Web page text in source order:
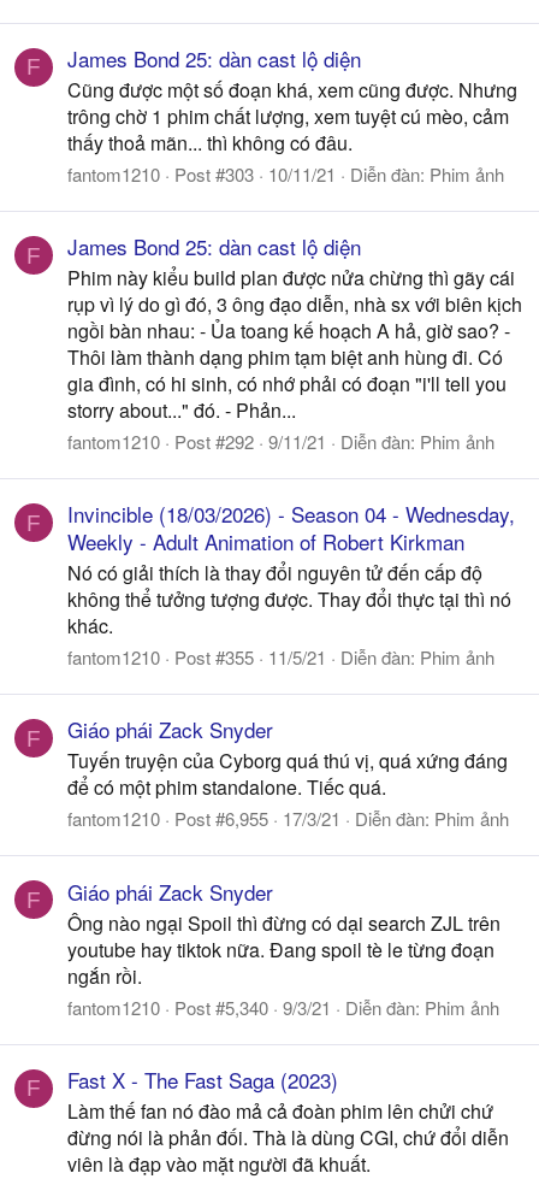
F James Bond 25: dàn cast lộ diện
Cũng được một số đoạn khá, xem cũng được. Nhưng
trông chờ 1 phim chất lượng, xem tuyệt cú mèo, cảm
thấy thoả mãn... thì không có đâu.
fantom1210 Post #303 10/11/21 Diễn đàn: Phim ảnh
F James Bond 25: dàn cast lộ diện
Phim này kiểu build plan được nửa chừng thì gãy cái
rụp vì lý do gì đó, 3 ông đạo diễn, nhà sx với biên kịch
ngồi bàn nhau: - Ủa toang kế hoạch A hả, giờ sao? -
Thôi làm thành dạng phim tạm biệt anh hùng đi. Có
gia đình, có hi sinh, có nhớ phải có đoạn "i'll tell you
storry about..." đó. - Phản...
fantom1210 Post #292 9/11/21 Diễn đàn: Phim ảnh
F
Invincible (18/03/2026) - Season 04 - Wednesday,
Weekly - Adult Animation of Robert Kirkman
Nó có giải thích là thay đổi nguyên tử đến cấp độ
không thể tưởng tượng được. Thay đổi thực tại thì nó
khác.
fantom1210 Post #355 11/5/21 Diễn đàn: Phim ảnh
F Giáo phái Zack Snyder
Tuyến truyện của Cyborg quá thú vị, quá xứng đáng
để có một phim standalone. Tiếc quá.
fantom1210 Post #6,955 17/3/21 Diễn đàn: Phim ảnh
F Giáo phái Zack Snyder
Ông nào ngại Spoil thì đừng có dại search ZJL trên
youtube hay tiktok nữa. Đang spoil tè le từng đoạn
ngắn rồi.
fantom1210 Post #5,340 9/3/21 Diễn đàn: Phim ảnh
F Fast X - The Fast Saga (2023)
Làm thế fan nó đào mả cả đoàn phim lên chửi chứ
đừng nói là phản đối. Thà là dùng CGI, chứ đổi diễn
viên là đạp vào mặt người đã khuất.